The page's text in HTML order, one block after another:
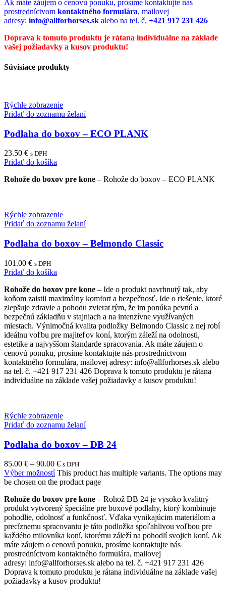
Ak máte záujem o cenovú ponuku, prosíme kontaktujte nás
prostredníctvom kontaktného formulára, mailovej
adresy: info@allforhorses.sk alebo na tel. č. +421 917 231 426
Doprava k tomuto produktu je rátana individuálne na základe
vašej požiadavky a kusov produktu!
Súvisiace produkty
Rýchle zobrazenie
Pridať do zoznamu želaní
Podlaha do boxov – ECO PLANK
23.50 € s DPH
Pridať do košíka
Rohože do boxov pre kone – Rohože do boxov – ECO PLANK
Rýchle zobrazenie
Pridať do zoznamu želaní
Podlaha do boxov – Belmondo Classic
101.00 € s DPH
Pridať do košíka
Rohože do boxov pre kone – Ide o produkt navrhnutý tak, aby
koňom zaistil maximálny komfort a bezpečnosť. Ide o riešenie, ktoré
zlepšuje zdravie a pohodu zvierat tým, že im ponúka pevnú a
bezpečnú základňu v stajniach a na intenzívne využívaných
miestach. Výnimočná kvalita podložky Belmondo Classic z nej robí
ideálnu voľbu pre majiteľov koní, ktorým záleží na odolnosti,
estetike a najvyššom štandarde spracovania. Ak máte záujem o
cenovú ponuku, prosíme kontaktujte nás prostredníctvom
kontaktného formulára, mailovej adresy: info@allforhorses.sk alebo
na tel. č. +421 917 231 426 Doprava k tomuto produktu je rátana
individuálne na základe vašej požiadavky a kusov produktu!
Rýchle zobrazenie
Pridať do zoznamu želaní
Podlaha do boxov – DB 24
85.00 € – 90.00 € s DPH
Výber možnostíThis product has multiple variants. The options may
be chosen on the product page
Rohože do boxov pre kone – Rohož DB 24 je vysoko kvalitný
produkt vytvorený špeciálne pre boxové podlahy, ktorý kombinuje
pohodlie, odolnosť a funkčnosť. Vďaka vynikajúcim materiálom a
precíznemu spracovaniu je táto podložka spoľahlivou voľbou pre
každého milovníka koní, ktorému záleží na pohodlí svojich koní. Ak
máte záujem o cenovú ponuku, prosíme kontaktujte nás
prostredníctvom kontaktného formulára, mailovej
adresy: info@allforhorses.sk alebo na tel. č. +421 917 231 426
Doprava k tomuto produktu je rátana individuálne na základe vašej
požiadavky a kusov produktu!